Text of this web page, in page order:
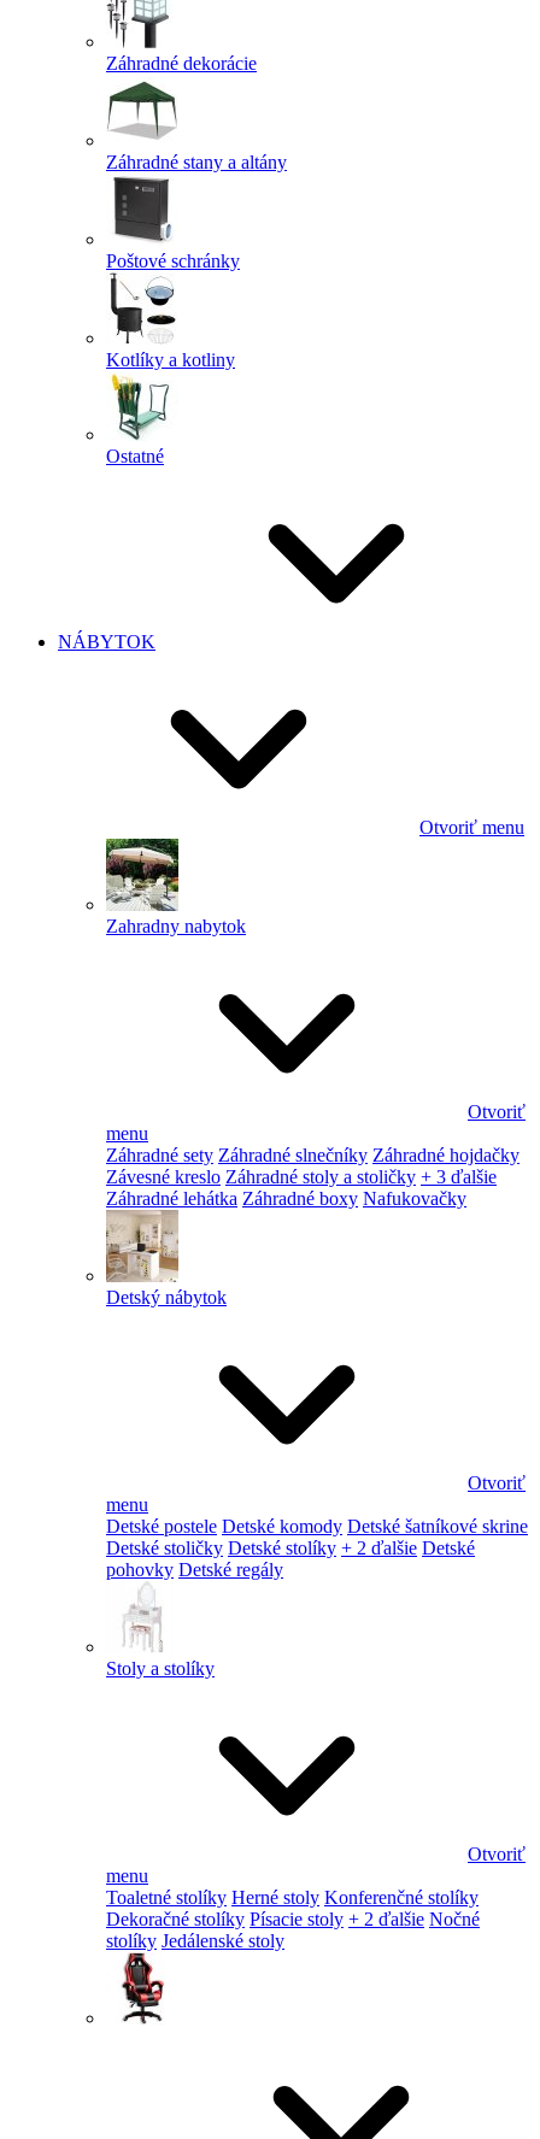
Záhradné dekorácie
Záhradné stany a altány
Poštové schránky
Kotlíky a kotliny
Ostatné
NÁBYTOK
Otvoriť menu
Zahradny nabytok
Otvoriť
menu
Záhradné sety Záhradné slnečníky Záhradné hojdačky
Závesné kreslo Záhradné stoly a stoličky + 3 ďalšie
Záhradné lehátka Záhradné boxy Nafukovačky
Detský nábytok
Otvoriť
menu
Detské postele Detské komody Detské šatníkové skrine
Detské stoličky Detské stolíky + 2 ďalšie Detské
pohovky Detské regály
Stoly a stolíky
Otvoriť
menu
Toaletné stolíky Herné stoly Konferenčné stolíky
Dekoračné stolíky Písacie stoly + 2 ďalšie Nočné
stolíky Jedálenské stoly